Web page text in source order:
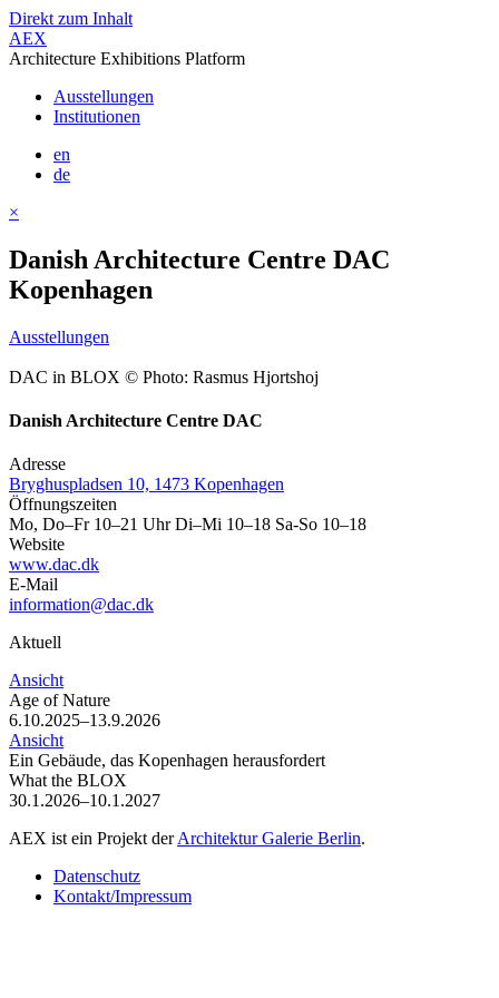
Direkt zum Inhalt
AEX
Architecture Exhibitions Platform
Ausstellungen
Institutionen
en
de
×
Danish Architecture Centre DAC
Kopenhagen
Ausstellungen
DAC in BLOX © Photo: Rasmus Hjortshoj
Danish Architecture Centre DAC
Adresse
Bryghuspladsen 10, 1473 Kopenhagen
Öffnungszeiten
Mo, Do–Fr 10–21 Uhr Di–Mi 10–18 Sa-So 10–18
Website
www.dac.dk
E-Mail
information@dac.dk
Aktuell
Ansicht
Age of Nature
6.10.2025–13.9.2026
Ansicht
Ein Gebäude, das Kopenhagen herausfordert
What the BLOX
30.1.2026–10.1.2027
AEX ist ein Projekt derArchitektur Galerie Berlin.
Datenschutz
Kontakt/Impressum